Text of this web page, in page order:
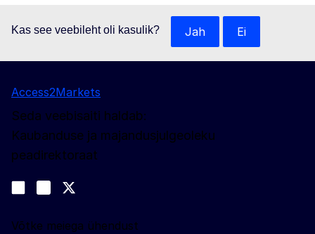
Kas see veebileht oli kasulik? Jah Ei
Access2Markets
Seda veebisaiti haldab:
Kaubanduse ja majandusjulgeoleku
peadirektoraat
Join us on LinkedIn
Trade-Off podcast
Võtke meiega ühendust